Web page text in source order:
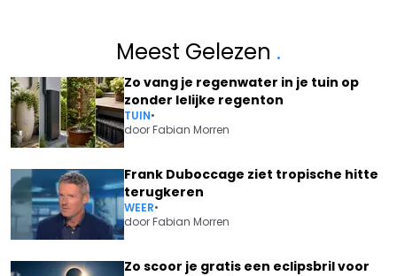
Meest Gelezen .
Zo vang je regenwater in je tuin op
zonder lelijke regenton
TUIN•
doorFabian Morren
Frank Duboccage ziet tropische hitte
terugkeren
WEER•
doorFabian Morren
Zo scoor je gratis een eclipsbril voor